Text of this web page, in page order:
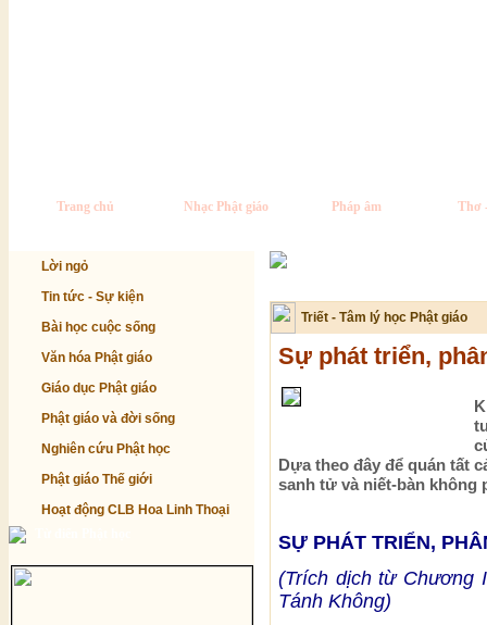
Trang chủ Nhạc Phật giáo Pháp âm Thơ
Lời ngỏ
Tin tức - Sự kiện
Bài học cuộc sống
Văn hóa Phật giáo
Giáo dục Phật giáo
Phật giáo và đời sống
Nghiên cứu Phật học
Phật giáo Thế giới
Hoạt động CLB Hoa Linh Thoại
Triết - Tâm lý học Phật giáo
Sự phát triển,
Dựa theo đây để quán tất
sanh tử và niết-bàn không
SỰ PHÁT TRIỂN,
(Trích dịch từ Chương
Tánh Không)